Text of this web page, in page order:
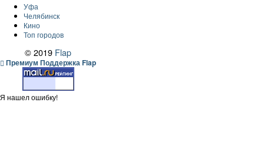
Уфа
Челябинск
Кино
Топ городов
© 2019 Flap
Премиум Поддержка Flap
Я нашел ошибку!